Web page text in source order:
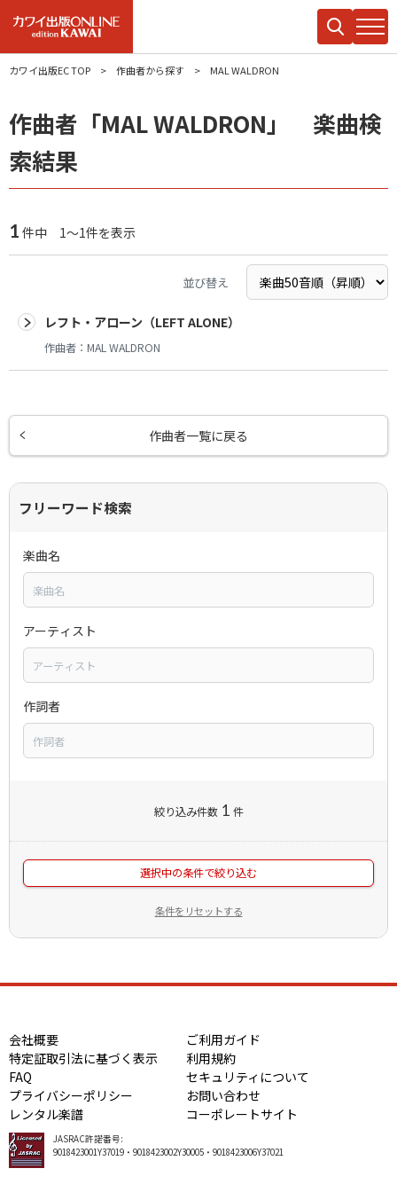
カワイ出版EC TOP 作曲者から探す MAL WALDRON
作曲者「MAL WALDRON」 楽曲検
索結果
1 件中 1～1件を表示
並び替え
レフト・アローン（LEFT ALONE）
作曲者： MAL WALDRON
作曲者一覧に戻る
フリーワード検索
楽曲名
アーティスト
作詞者
絞り込み件数 1 件
選択中の条件で絞り込む
条件をリセットする
会社概要
ご利用ガイド
特定証取引法に基づく表示
利用規約
FAQ
セキュリティについて
プライバシーポリシー
お問い合わせ
レンタル楽譜
コーポレートサイト
JASRAC許諾番号:
9018423001Y37019・9018423002Y30005・9018423006Y37021